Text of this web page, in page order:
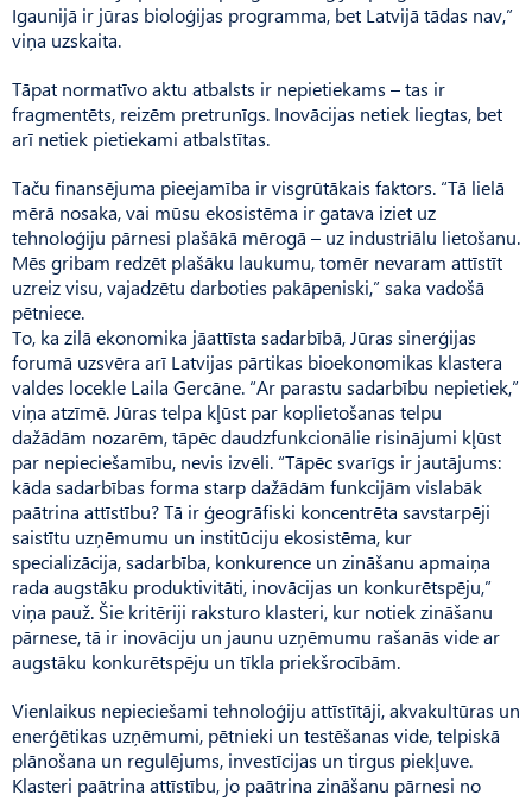
Igaunijā ir jūras bioloģijas programma, bet Latvijā tādas nav,”
viņa uzskaita.
Tāpat normatīvo aktu atbalsts ir nepietiekams – tas ir
fragmentēts, reizēm pretrunīgs. Inovācijas netiek liegtas, bet
arī netiek pietiekami atbalstītas.
Taču finansējuma pieejamība ir visgrūtākais faktors. “Tā lielā
mērā nosaka, vai mūsu ekosistēma ir gatava iziet uz
tehnoloģiju pārnesi plašākā mērogā – uz industriālu lietošanu.
Mēs gribam redzēt plašāku laukumu, tomēr nevaram attīstīt
uzreiz visu, vajadzētu darboties pakāpeniski,” saka vadošā
pētniece.
To, ka zilā ekonomika jāattīsta sadarbībā, Jūras sinerģijas
forumā uzsvēra arī Latvijas pārtikas bioekonomikas klastera
valdes locekle Laila Gercāne. “Ar parastu sadarbību nepietiek,”
viņa atzīmē. Jūras telpa kļūst par koplietošanas telpu
dažādām nozarēm, tāpēc daudzfunkcionālie risinājumi kļūst
par nepieciešamību, nevis izvēli. “Tāpēc svarīgs ir jautājums:
kāda sadarbības forma starp dažādām funkcijām vislabāk
paātrina attīstību? Tā ir ģeogrāfiski koncentrēta savstarpēji
saistītu uzņēmumu un institūciju ekosistēma, kur
specializācija, sadarbība, konkurence un zināšanu apmaiņa
rada augstāku produktivitāti, inovācijas un konkurētspēju,”
viņa pauž. Šie kritēriji raksturo klasteri, kur notiek zināšanu
pārnese, tā ir inovāciju un jaunu uzņēmumu rašanās vide ar
augstāku konkurētspēju un tīkla priekšrocībām.
Vienlaikus nepieciešami tehnoloģiju attīstītāji, akvakultūras un
enerģētikas uzņēmumi, pētnieki un testēšanas vide, telpiskā
plānošana un regulējums, investīcijas un tirgus piekļuve.
Klasteri paātrina attīstību, jo paātrina zināšanu pārnesi no